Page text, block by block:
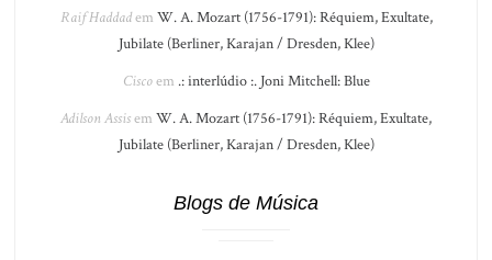
Raif Haddadem W. A. Mozart (1756-1791): Réquiem, Exultate,
Jubilate (Berliner, Karajan / Dresden, Klee)
Ciscoem .: interlúdio :. Joni Mitchell: Blue
Adilson Assisem W. A. Mozart (1756-1791): Réquiem, Exultate,
Jubilate (Berliner, Karajan / Dresden, Klee)
Blogs de Música